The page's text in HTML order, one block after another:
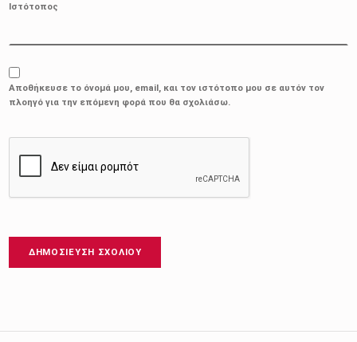
Ιστότοπος
Αποθήκευσε το όνομά μου, email, και τον ιστότοπο μου σε αυτόν τον
πλοηγό για την επόμενη φορά που θα σχολιάσω.
Πλοήγηση άρθρων